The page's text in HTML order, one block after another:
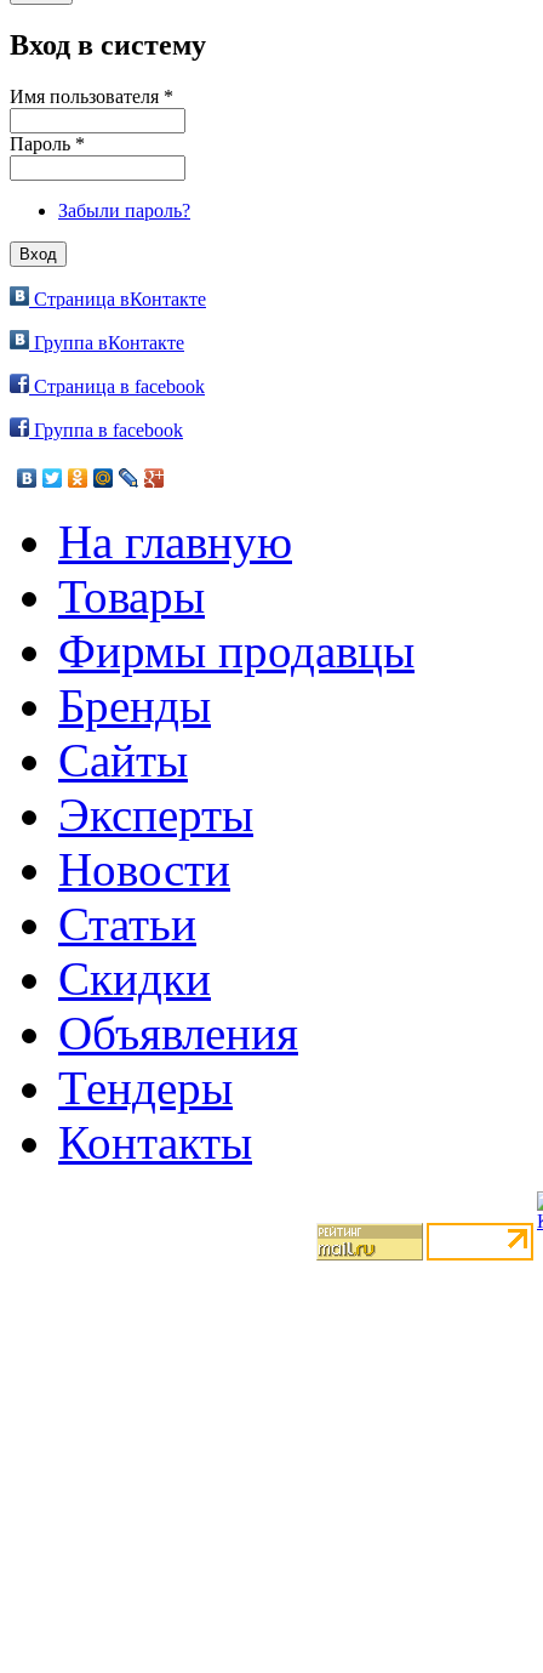
Вход в систему
Имя пользователя *
Пароль *
Забыли пароль?
Страница вКонтакте
Группа вКонтакте
Страница в facebook
Группа в facebook
На главную
Товары
Фирмы продавцы
Бренды
Сайты
Эксперты
Новости
Статьи
Скидки
Объявления
Тендеры
Контакты